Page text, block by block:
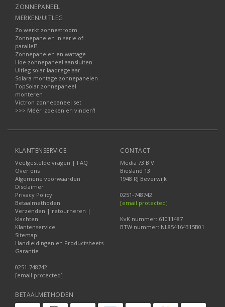
ZONNEPANEEL
MERKEN/UITLEG
Zo werkt zonnestroom
Zonnepanelen in serie of
parallel?
Zonnepanelen en wattage
Hoe zonnepaneel aansluiten
Uitleg solar laadregelaar
Solara montage zonnepanelen
TopSolar zonnepaneel
monteren
Victron zonnepaneel set
>>> Méér 'zoeken en vinden'!
KLANTENSERVICE
Veelgestelde vragen | FAQ
Over ons
Algemene voorwaarden
Disclaimer
Privacy Policy
Betaalmethoden
Verzenden | retourneren |
klachten
Klantenservice
Sitemap
Handleidingen en Productsheets
Garantie
0251-748742
[email protected]
CONTACT
Media 73 B.V.
Biesland 13
1948 RJ Beverwijk
0251-748742
[email protected]
KvK nummer: 61011487
BTW nummer: NL854164315B01
BETAALMETHODEN